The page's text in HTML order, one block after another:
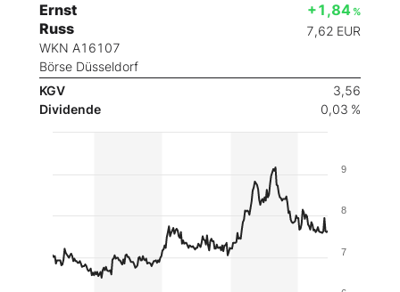
Ernst
Russ
WKN A16107
Börse Düsseldorf
+1,84 %
7,62 EUR
KGV
3,56
Dividende
0,03 %
7
8
9